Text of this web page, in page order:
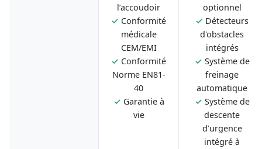
l’accoudoir
✓ Conformité
médicale
CEM/EMI
✓ Conformité
Norme EN81-
40
✓ Garantie à
vie
optionnel
✓ Détecteurs
d'obstacles
intégrés
✓ Système de
freinage
automatique
✓ Système de
descente
d’urgence
intégré à